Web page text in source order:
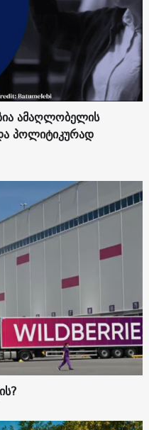
ამაღლობელის
პოლიტიკურად